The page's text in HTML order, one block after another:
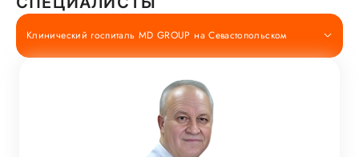
Клинический госпиталь MD GROUP на Севастопольском